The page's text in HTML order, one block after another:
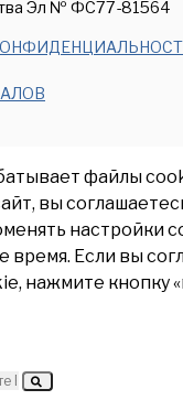
Эл № ФС77-81564
файлы
вы
настройки
время. Если вы
нажмите кнопку